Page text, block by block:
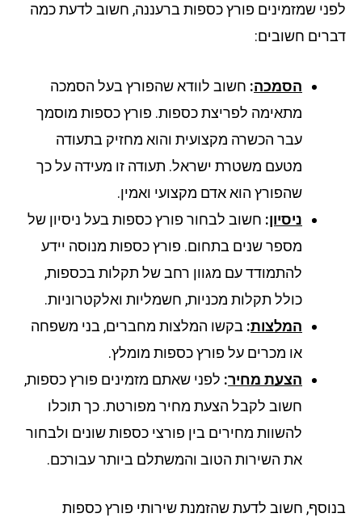
שמזמינים פורץ כספות ברעננה, חשוב לדעת כמה
חשובים:
הסמכה:חשוב לוודא שהפורץ בעל הסמכה
מתאימה לפריצת כספות. פורץ כספות מוסמך
עבר הכשרה מקצועית והוא מחזיק בתעודה
מטעם משטרת ישראל. תעודה זו מעידה על כך
שהפורץ הוא אדם מקצועי ואמין.
ניסיון:חשוב לבחור פורץ כספות בעל ניסיון של
מספר שנים בתחום. פורץ כספות מנוסה יידע
להתמודד עם מגוון רחב של תקלות בכספות,
כולל תקלות מכניות, חשמליות ואלקטרוניות.
המלצות:בקשו המלצות מחברים, בני משפחה
או מכרים על פורץ כספות מומלץ.
הצעת מחיר:לפני שאתם מזמינים פורץ כספות,
חשוב לקבל הצעת מחיר מפורטת. כך תוכלו
להשוות מחירים בין פורצי כספות שונים ולבחור
את השירות הטוב והמשתלם ביותר עבורכם.
חשוב לדעת שהזמנת שירותי פורץ כספות